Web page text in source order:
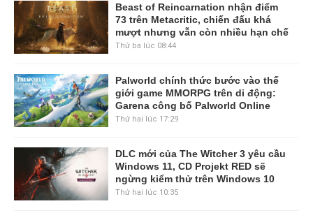
Beast of Reincarnation nhận điểm
73 trên Metacritic, chiến đấu khá
mượt nhưng vẫn còn nhiều hạn chế
Thứ ba lúc 08:44
Palworld chính thức bước vào thế
giới game MMORPG trên di động:
Garena công bố Palworld Online
Thứ hai lúc 17:29
DLC mới của The Witcher 3 yêu cầu
Windows 11, CD Projekt RED sẽ
ngừng kiểm thử trên Windows 10
Thứ hai lúc 10:35